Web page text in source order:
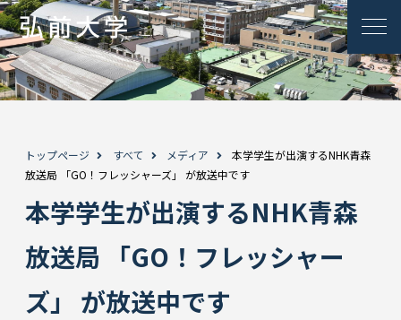
トップページ すべて メディア
本学学生が出演するNHK青森
放送局 「GO！フレッシャーズ」 が放送中です
本学学生が出演するNHK青森
放送局 「GO！フレッシャー
ズ」 が放送中です